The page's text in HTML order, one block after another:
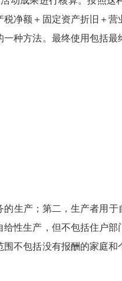
净额＋固定资产折旧＋
种方法。最终使用包括
生产；第二，生产者用于
性生产，但不包括住户部
不包括没有报酬的家庭